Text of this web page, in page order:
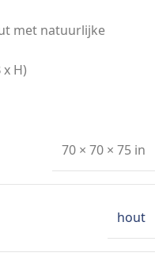
met natuurlijke
H)
70 × 70 × 75 in
hout